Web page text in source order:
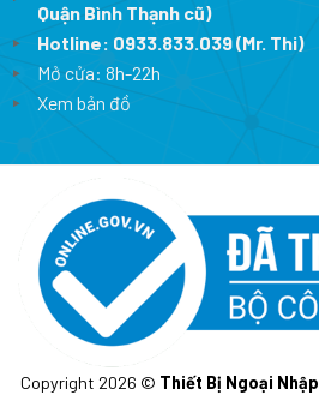
Quận Bình Thạnh cũ)
Hotline: 0933.833.039(Mr. Thi)
Mở cửa: 8h-22h
Xem bản đồ
Copyright 2026 © Thiết Bị Ngoại Nhập